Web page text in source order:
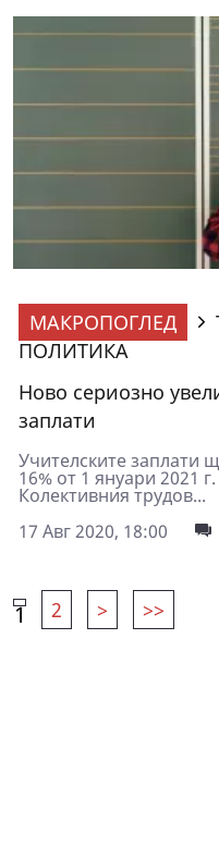
МАКРОПОГЛЕД
ПОЛИТИКА
Ново сериозно
заплати
Учителските заплати
16% от 1 януари 2021
Колективния трудов...
17 Авг 2020, 18:00
1 2 > >>